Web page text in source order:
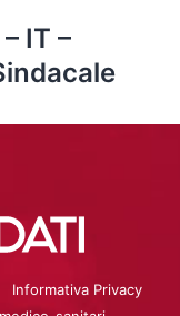
IT –
Informativa Privacy